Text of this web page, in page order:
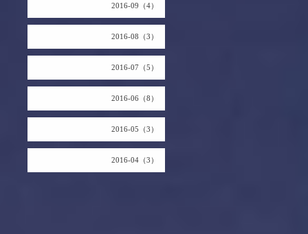
2016-09（4）
2016-08（3）
2016-07（5）
2016-06（8）
2016-05（3）
2016-04（3）